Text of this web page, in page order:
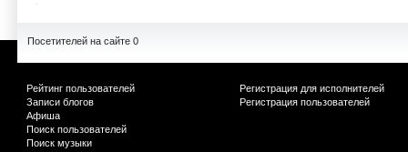
Посетителей на сайте 0
Рейтинг пользователей
Записи блогов
Афиша
Поиск пользователей
Поиск музыки
Регистрация для исполнителей
Регистрация пользователей